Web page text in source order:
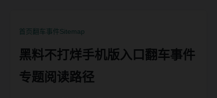
首页翻车事件Sitemap
黑料不打烊手机版入口翻车事件
专题阅读路径